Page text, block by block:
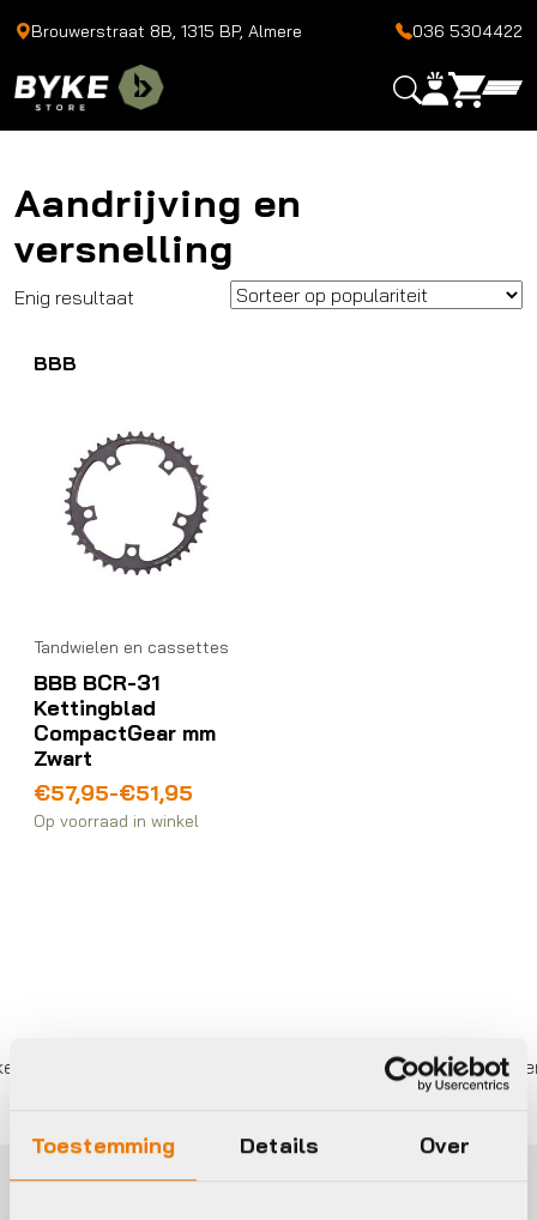
Toestemming Details Over
Brouwerstraat 8B, 1315 BP, Almere 036 5304422
Aandrijving en
versnelling
Enig resultaat
BBB
Tandwielen en cassettes
BBB BCR-31
Kettingblad
CompactGear mm
Zwart
€51,95
-
€57,95
Prijsklasse:
€51,95
Op voorraad in winkel
betalen, Eigen werkplaats met